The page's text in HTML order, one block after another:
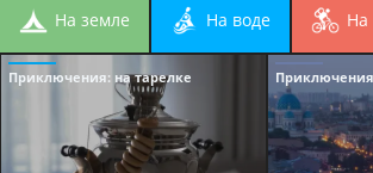
на земле на воде
Приключения: на тарелке Приключения